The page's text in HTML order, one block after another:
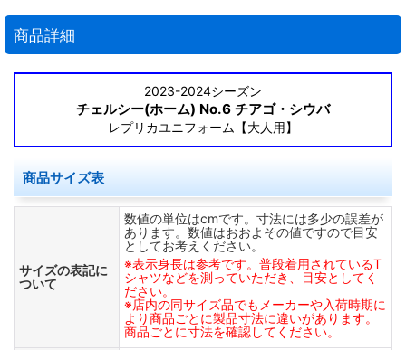
商品詳細
2023-2024シーズン
チェルシー(ホーム) No.6 チアゴ・シウバ
レプリカユニフォーム【大人用】
商品サイズ表
サイズの表記に
ついて
数値の単位はcmです。寸法には多少の誤差が
あります。数値はおおよその値ですので目安
としてお考えください。
※表示身長は参考です。普段着用されているT
シャツなどを測っていただき、目安としてく
ださい。
※店内の同サイズ品でもメーカーや入荷時期に
より商品ごとに製品寸法に違いがあります。
商品ごとに寸法を確認してください。